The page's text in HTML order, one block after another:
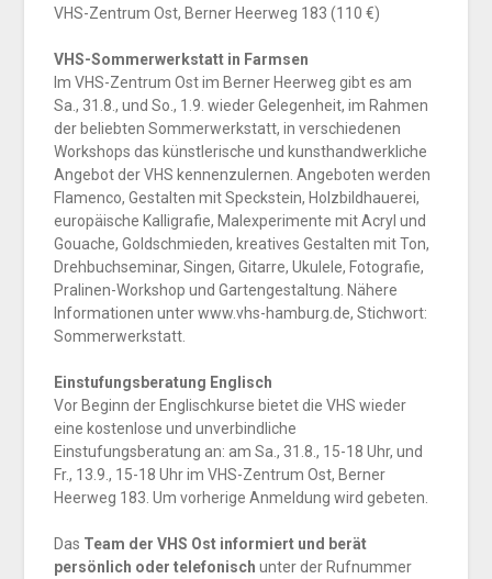
VHS-Zentrum Ost, Berner Heerweg 183 (110 €)
VHS-Sommerwerkstatt in Farmsen
Im VHS-Zentrum Ost im Berner Heerweg gibt es am
Sa., 31.8., und So., 1.9. wieder Gelegenheit, im Rahmen
der beliebten Sommerwerkstatt, in verschiedenen
Workshops das künstlerische und kunsthandwerkliche
Angebot der VHS kennenzulernen. Angeboten werden
Flamenco, Gestalten mit Speckstein, Holzbildhauerei,
europäische Kalligrafie, Malexperimente mit Acryl und
Gouache, Goldschmieden, kreatives Gestalten mit Ton,
Drehbuchseminar, Singen, Gitarre, Ukulele, Fotografie,
Pralinen-Workshop und Gartengestaltung. Nähere
Informationen unter www.vhs-hamburg.de, Stichwort:
Sommerwerkstatt.
Einstufungsberatung Englisch
Vor Beginn der Englischkurse bietet die VHS wieder
eine kostenlose und unverbindliche
Einstufungsberatung an: am Sa., 31.8., 15-18 Uhr, und
Fr., 13.9., 15-18 Uhr im VHS-Zentrum Ost, Berner
Heerweg 183. Um vorherige Anmeldung wird gebeten.
Das Team der VHS Ost informiert und berät
persönlich oder telefonisch unter der Rufnummer